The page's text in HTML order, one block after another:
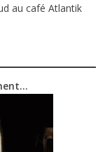
au café Atlantik